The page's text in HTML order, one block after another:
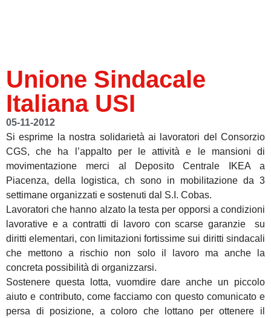
Unione Sindacale
Italiana USI
05-11-2012
Si esprime la nostra solidarietà ai lavoratori del Consorzio
CGS, che ha l’appalto per le attività e le mansioni di
movimentazione merci al Deposito Centrale IKEA a
Piacenza, della logistica, ch sono in mobilitazione da 3
settimane organizzati e sostenuti dal S.I. Cobas.
Lavoratori che hanno alzato la testa per opporsi a condizioni
lavorative e a contratti di lavoro con scarse garanzie su
diritti elementari, con limitazioni fortissime sui diritti sindacali
che mettono a rischio non solo il lavoro ma anche la
concreta possibilità di organizzarsi.
Sostenere questa lotta, vuomdire dare anche un piccolo
aiuto e contributo, come facciamo con questo comunicato e
persa di posizione, a coloro che lottano per ottenere il